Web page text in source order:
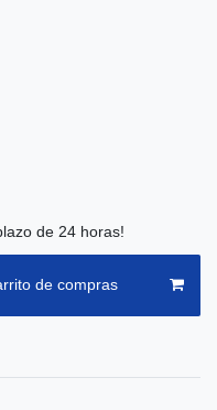
de 24 horas!
de compras